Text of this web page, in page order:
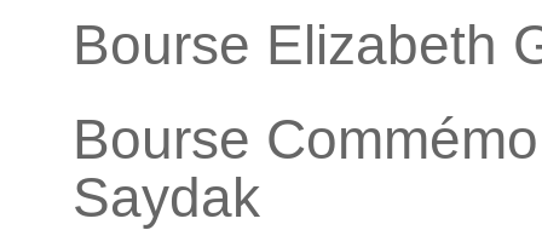
Bourse Elizabeth
Bourse
Saydak